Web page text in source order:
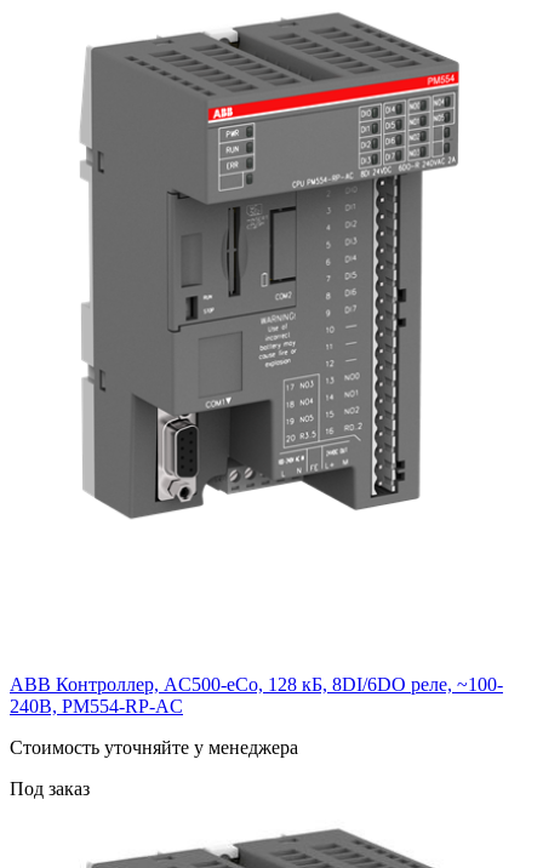
ABB Контроллер, AC500-eCo, 128 кБ, 8DI/6DO реле, ~100-
240В, PM554-RP-AC
Cтоимость уточняйте у менеджера
Под заказ